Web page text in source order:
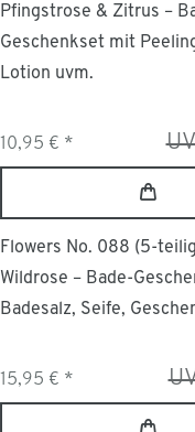
Pfingstrose & Zitrus –
Geschenkset mit
Lotion uvm.
10,95 € *
Flowers No. 088 (5-
Wildrose – Bade-
Badesalz, Seife,
15,95 € *